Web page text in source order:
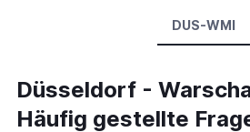
DUS-WMI
Düsseldorf -
Häufig gestellte